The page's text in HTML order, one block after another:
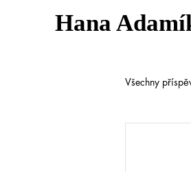
Hana
Všechny